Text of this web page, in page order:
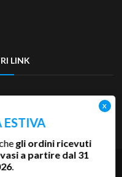
LINK
Policy
| P.Iva 00655510527 | REA
ESTIVA
gli ordini ricevuti
a partire dal 31
.